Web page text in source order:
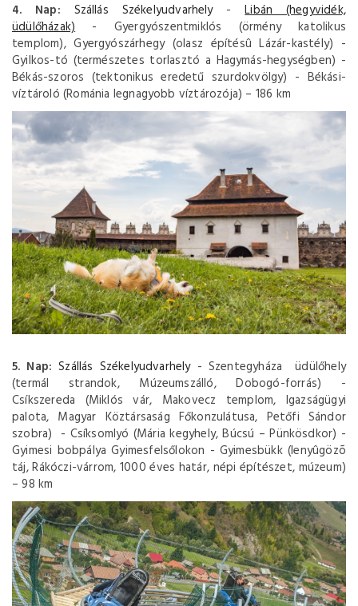
4. Nap: Szállás Székelyudvarhely-Libán (hegyvidék,
üdülőházak)- Gyergyószentmiklós (örmény katolikus
templom), Gyergyószárhegy (olasz építésû Lázár-kastély) -
Gyilkos-tó (természetes torlasztó a Hagymás-hegységben) -
Békás-szoros (tektonikus eredetű szurdokvölgy) - Békási-
víztároló (Románia legnagyobb víztározója) – 186 km
5. Nap: Szállás Székelyudvarhely- Szentegyháza üdülőhely
(termál strandok, Múzeumszálló, Dobogó-forrás) -
Csíkszereda (Miklós vár, Makovecz templom, Igazságügyi
palota, Magyar Köztársaság Főkonzulátusa, Petőfi Sándor
szobra) - Csíksomlyó (Mária kegyhely, Búcsú – Pünkösdkor) -
Gyimesi bobpálya Gyimesfelsőlokon - Gyimesbükk (lenyûgözõ
táj, Rákóczi-várrom, 1000 éves határ, népi építészet, múzeum)
– 98 km